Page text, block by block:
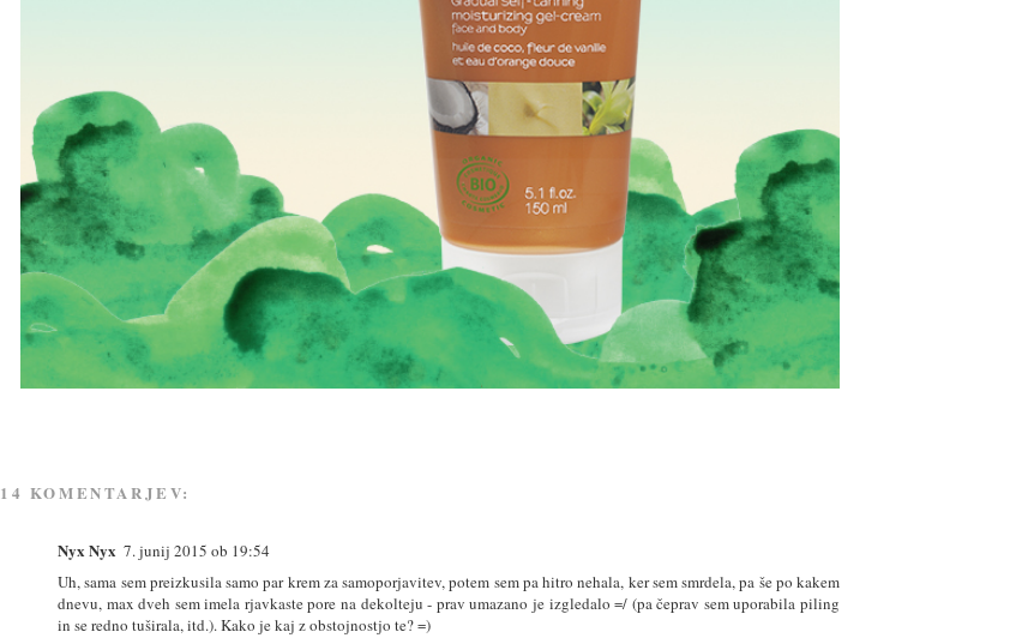
14 KOMENTARJEV:
Nyx Nyx 7. junij 2015 ob 19:54
Uh, sama sem preizkusila samo par krem za samoporjavitev, potem sem pa hitro nehala, ker sem smrdela, pa še po kakem
dnevu, max dveh sem imela rjavkaste pore na dekolteju - prav umazano je izgledalo =/ (pa čeprav sem uporabila piling
in se redno tuširala, itd.). Kako je kaj z obstojnostjo te? =)